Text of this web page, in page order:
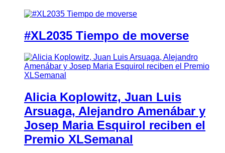
#XL2035 Tiempo de moverse
Alicia Koplowitz, Juan Luis
Arsuaga, Alejandro Amenábar y
Josep Maria Esquirol reciben el
Premio XLSemanal